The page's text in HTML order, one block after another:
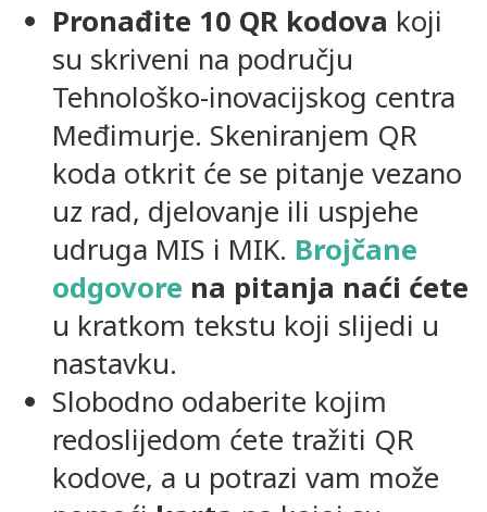
Pronađite 10 QR kodova koji
su skriveni na području
Tehnološko-inovacijskog centra
Međimurje. Skeniranjem QR
koda otkrit će se pitanje vezano
uz rad, djelovanje ili uspjehe
udruga MIS i MIK. Brojčane
odgovore na pitanja naći ćete
u kratkom tekstu koji slijedi u
nastavku.
Slobodno odaberite kojim
redoslijedom ćete tražiti QR
kodove, a u potrazi vam može